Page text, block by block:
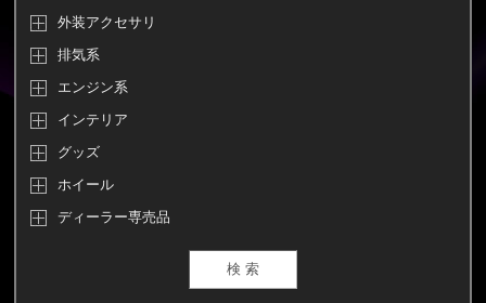
外装アクセサリ
排気系
エンジン系
インテリア
グッズ
ホイール
ディーラー専売品